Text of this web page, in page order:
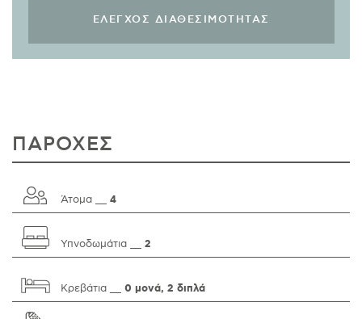
ΠΑΡΟΧΕΣ
Άτομα __ 4
Υπνοδωμάτια __ 2
Κρεβάτια __ 0 μονά, 2 διπλά